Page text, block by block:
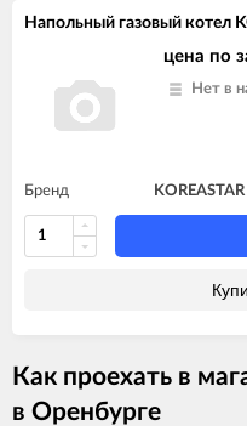
Напольный газовый котел
цена по
Нет в
Бренд KOREASTAR
Как проехать в
в Оренбурге